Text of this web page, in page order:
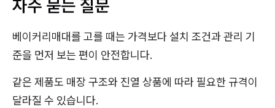
자주 묻는 질문
베이커리매대를 고를 때는 가격보다 설치 조건과 관리 기
준을 먼저 보는 편이 안전합니다.
같은 제품도 매장 구조와 진열 상품에 따라 필요한 규격이
달라질 수 있습니다.